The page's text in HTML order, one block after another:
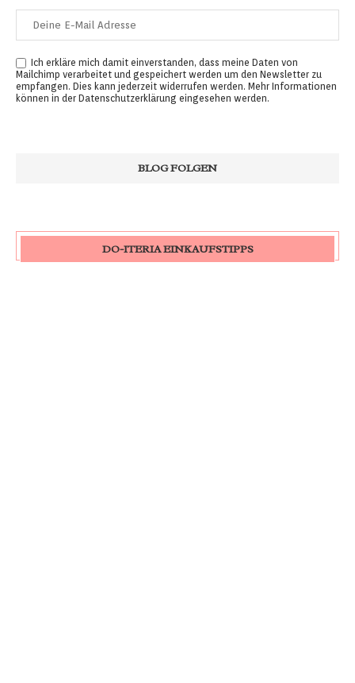
Ich erkläre mich damit einverstanden, dass meine Daten von
Mailchimp verarbeitet und gespeichert werden um den Newsletter zu
empfangen. Dies kann jederzeit widerrufen werden. Mehr Informationen
können in der Datenschutzerklärung eingesehen werden.
DO-ITERIA EINKAUFSTIPPS